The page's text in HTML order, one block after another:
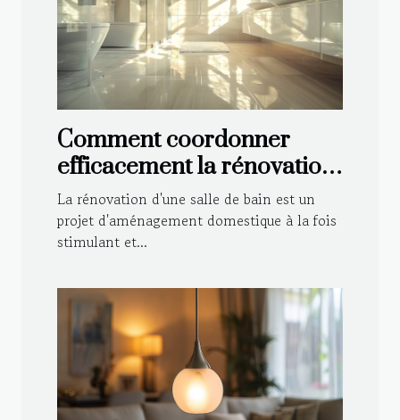
Comment coordonner
efficacement la rénovation
de votre salle de bain
La rénovation d'une salle de bain est un
projet d'aménagement domestique à la fois
stimulant et...